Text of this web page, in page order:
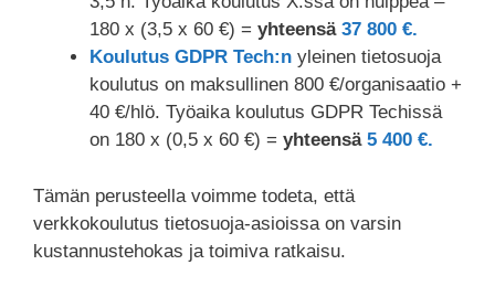
180 x (3,5 x 60 €) = yhteensä 37 800 €.
Koulutus GDPR Tech:n yleinen tietosuoja
koulutus on maksullinen 800 €/organisaatio +
40 €/hlö. Työaika koulutus GDPR Techissä
on 180 x (0,5 x 60 €) = yhteensä 5 400 €.
Tämän perusteella voimme todeta, että
verkkokoulutus tietosuoja-asioissa on varsin
kustannustehokas ja toimiva ratkaisu.